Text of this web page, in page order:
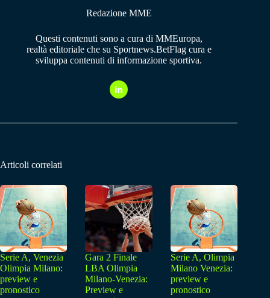
Redazione MME
Questi contenuti sono a cura di MMEuropa,
realtà editoriale che su Sportnews.BetFlag cura e
sviluppa contenuti di informazione sportiva.
Articoli correlati
Serie A, Venezia
Olimpia Milano:
preview e
pronostico
Gara 2 Finale
LBA Olimpia
Milano-Venezia:
Preview e
Serie A, Olimpia
Milano Venezia:
preview e
pronostico